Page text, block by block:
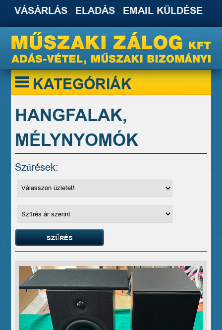
VÁSÁRLÁS ELADÁS EMAIL KÜLDÉSE
KATEGÓRIÁK
HANGFALAK,
MÉLYNYOMÓK
Szűrések: